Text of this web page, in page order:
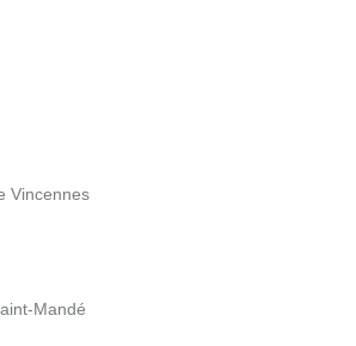
Vincennes
Mandé